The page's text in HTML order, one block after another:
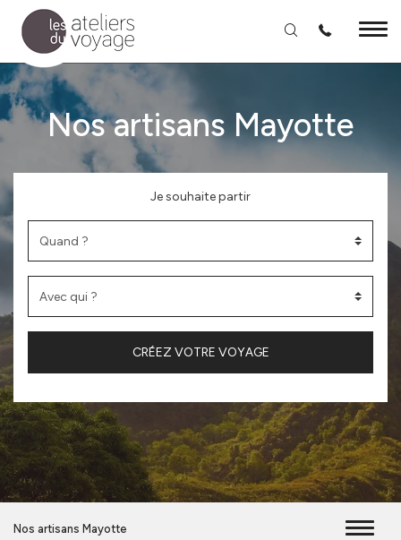
Aller au contenu principal
Nos artisans Mayotte
Je souhaite partir
CRÉEZ VOTRE VOYAGE
Nos artisans Mayotte